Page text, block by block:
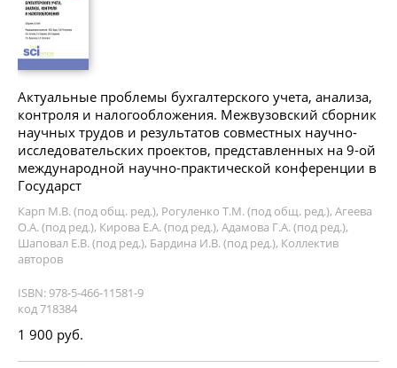
Актуальные проблемы бухгалтерского учета, анализа,
контроля и налогообложения. Межвузовский сборник
научных трудов и результатов совместных научно-
исследовательских проектов, представленных на 9-ой
международной научно-практической конференции в
Государст
Карп М.В. (под общ. ред.), Рогуленко Т.М. (под общ. ред.), Агеева
О.А. (под ред.), Кирова Е.А. (под ред.), Адамова Г.А. (под ред.),
Шаповал Е.В. (под ред.), Бардина И.В. (под ред.), Коллектив
авторов
ISBN: 978-5-466-11581-9
код 718384
1 900 руб.